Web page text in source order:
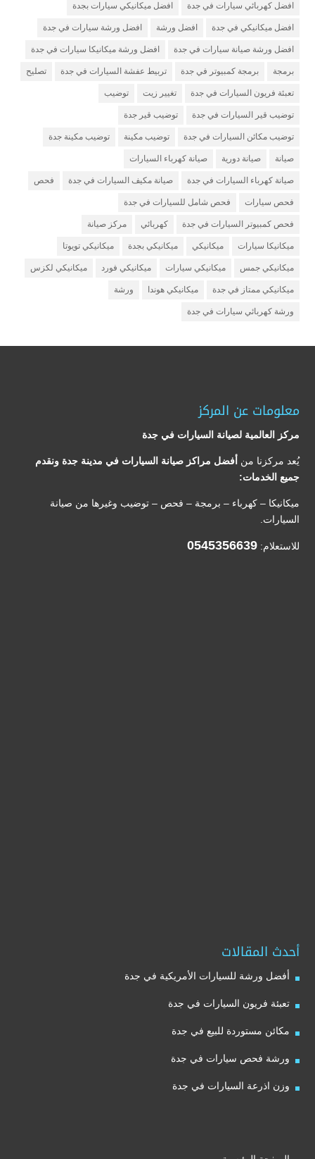
افضل كهربائي سيارات في جدة افضل ميكانيكي سيارات بجدة
افضل ميكانيكي في جدة افضل ورشة افضل ورشة سيارات في جدة
افضل ورشة صيانة سيارات في جدة افضل ورشة ميكانيكا سيارات في جدة
برمجة برمجة كمبيوتر في جدة تربيط عفشة السيارات في جدة تصليح
تعبئة فريون السيارات في جدة تغيير زيت توضيب
توضيب قير السيارات في جدة توضيب قير جدة
توضيب مكائن السيارات في جدة توضيب مكينة توضيب مكينة جدة
صيانة صيانة دورية صيانة كهرباء السيارات
صيانة كهرباء السيارات في جدة صيانة مكيف السيارات في جدة فحص
فحص سيارات فحص شامل للسيارات في جدة
فحص كمبيوتر السيارات في جدة كهربائي مركز صيانة
ميكانيكا سيارات ميكانيكي ميكانيكي بجدة ميكانيكي تويوتا
ميكانيكي جمس ميكانيكي سيارات ميكانيكي فورد ميكانيكي لكزس
ميكانيكي ممتاز في جدة ميكانيكي هوندا ورشة
ورشة كهربائي سيارات في جدة
معلومات عن المركز
مركز العالمية لصيانة السيارات في جدة
يُعد مركزنا من أفضل مراكز صيانة السيارات في مدينة جدة ونقدم
جميع الخدمات:
ميكانيكا – كهرباء – برمجة – فحص – توضيب وغيرها من صيانة
السيارات.
للاستعلام: 0545356639
أحدث المقالات
أفضل ورشة للسيارات الأمريكية في جدة
تعبئة فريون السيارات في جدة
مكائن مستوردة للبيع في جدة
ورشة فحص سيارات في جدة
وزن اذرعة السيارات في جدة